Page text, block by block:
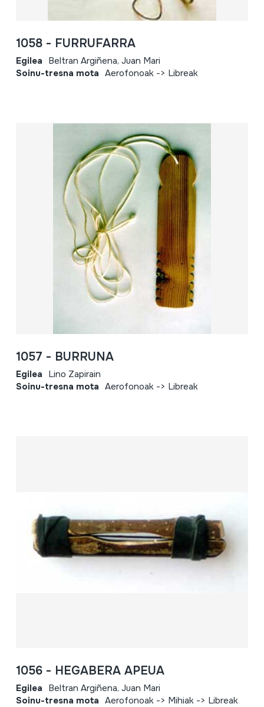
1058 - FURRUFARRA
Egilea Beltran Argiñena, Juan Mari
Soinu-tresna mota Aerofonoak -> Libreak
1057 - BURRUNA
Egilea Lino Zapirain
Soinu-tresna mota Aerofonoak -> Libreak
1056 - HEGABERA APEUA
Egilea Beltran Argiñena, Juan Mari
Soinu-tresna mota Aerofonoak -> Mihiak -> Libreak